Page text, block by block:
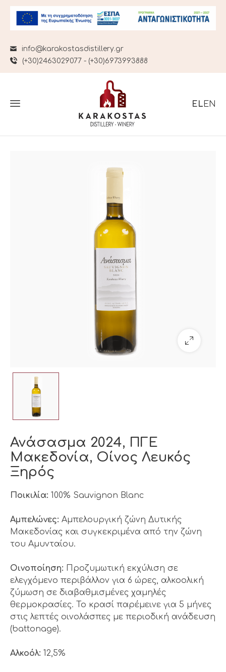
info@karakostasdistillery.gr
(+30)2463029077 - (+30)6973993888
EL EN
Ανάσασμα 2024, ΠΓΕ
Μακεδονία, Οίνος Λευκός
Ξηρός
Ποικιλία: 100% Sauvignon Blanc
Αμπελώνες: Αμπελουργική ζώνη Δυτικής
Μακεδονίας και συγκεκριμένα από την ζώνη
του Αμυνταίου.
Οινοποίηση: Προζυμωτική εκχύλιση σε
ελεγχόμενο περιβάλλον για 6 ώρες, αλκοολική
ζύμωση σε διαβαθμισμένες χαμηλές
θερμοκρασίες. Το κρασί παρέμεινε για 5 μήνες
στις λεπτές οινολάσπες με περιοδική ανάδευση
(battonage).
Αλκοόλ: 12,5%